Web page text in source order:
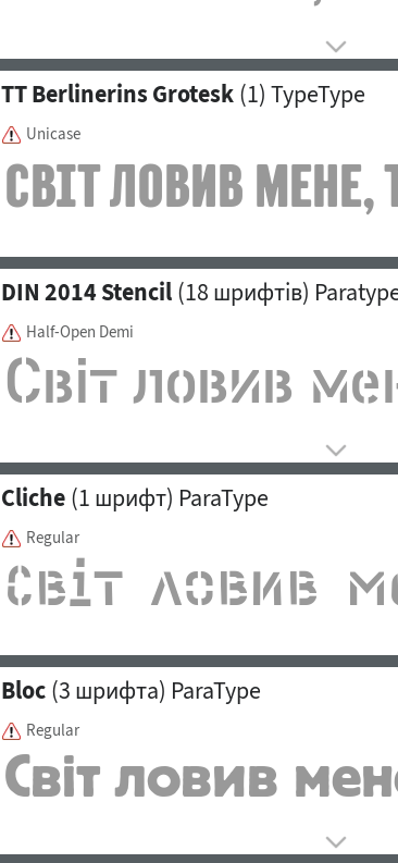
TT Berlinerins Grotesk (1) TypeType
Unicase
DIN 2014 Stencil (18 шрифтів)
Half-Open Demi
Cliche (1 шрифт) ParaType
Regular
Bloc (3 шрифта) ParaType
Regular